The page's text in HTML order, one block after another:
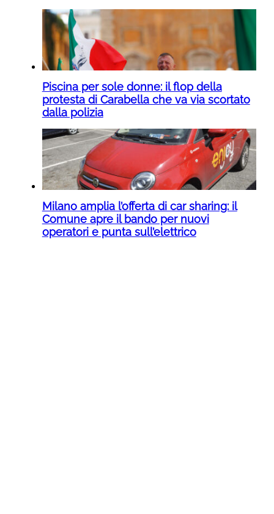
Piscina per sole donne: il flop della
protesta di Carabella che va via scortato
dalla polizia
Milano amplia l’offerta di car sharing: il
Comune apre il bando per nuovi
operatori e punta sull’elettrico